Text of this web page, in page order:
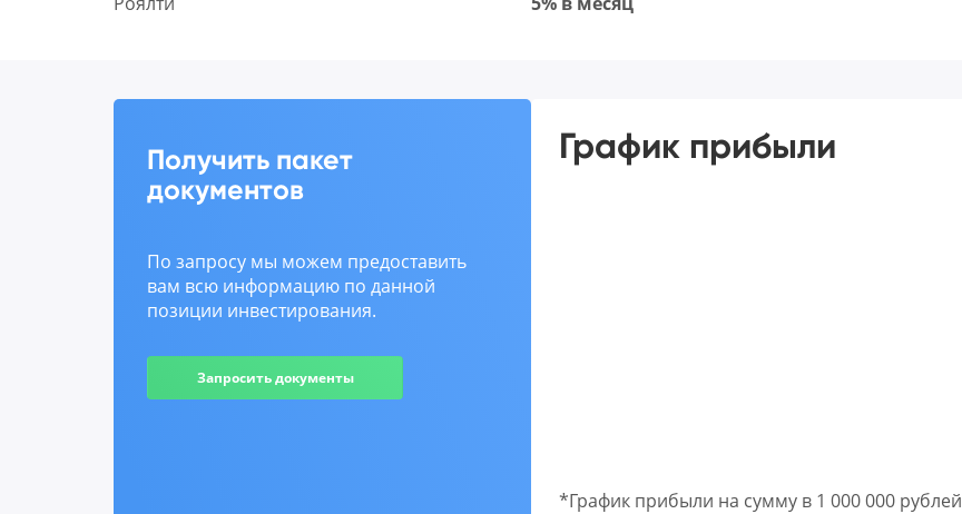
Получить пакет
документов
По запросу мы можем предоставить
вам всю информацию по данной
позиции инвестирования.
Запросить документы
График прибыли
*График прибыли на сумму в 1 000 000 рублей